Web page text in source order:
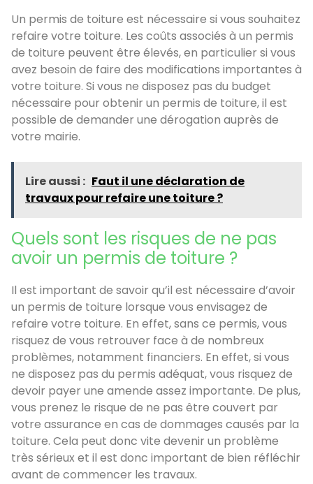
Un permis de toiture est nécessaire si vous souhaitez
refaire votre toiture. Les coûts associés à un permis
de toiture peuvent être élevés, en particulier si vous
avez besoin de faire des modifications importantes à
votre toiture. Si vous ne disposez pas du budget
nécessaire pour obtenir un permis de toiture, il est
possible de demander une dérogation auprès de
votre mairie.
Lire aussi : Faut il une déclaration de
travaux pour refaire une toiture ?
Quels sont les risques de ne pas
avoir un permis de toiture ?
Il est important de savoir qu’il est nécessaire d’avoir
un permis de toiture lorsque vous envisagez de
refaire votre toiture. En effet, sans ce permis, vous
risquez de vous retrouver face à de nombreux
problèmes, notamment financiers. En effet, si vous
ne disposez pas du permis adéquat, vous risquez de
devoir payer une amende assez importante. De plus,
vous prenez le risque de ne pas être couvert par
votre assurance en cas de dommages causés par la
toiture. Cela peut donc vite devenir un problème
très sérieux et il est donc important de bien réfléchir
avant de commencer les travaux.